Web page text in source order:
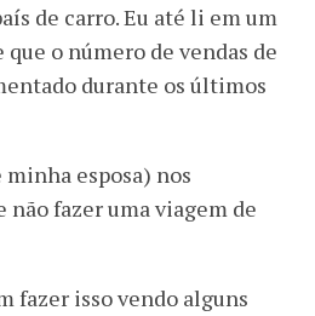
de carro. Eu até li em um
o número de vendas de
durante os últimos
minha esposa) nos
não fazer uma viagem de
fazer isso vendo alguns